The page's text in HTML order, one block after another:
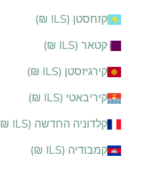
קזחסטן (ILS ₪)
קטאר (ILS ₪)
קירגיזסטן (ILS ₪)
קיריבאטי (ILS ₪)
קלדוניה החדשה (ILS ₪)
קמבודיה (ILS ₪)